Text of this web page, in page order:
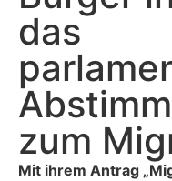
das
zum
Mit ihrem Antrag